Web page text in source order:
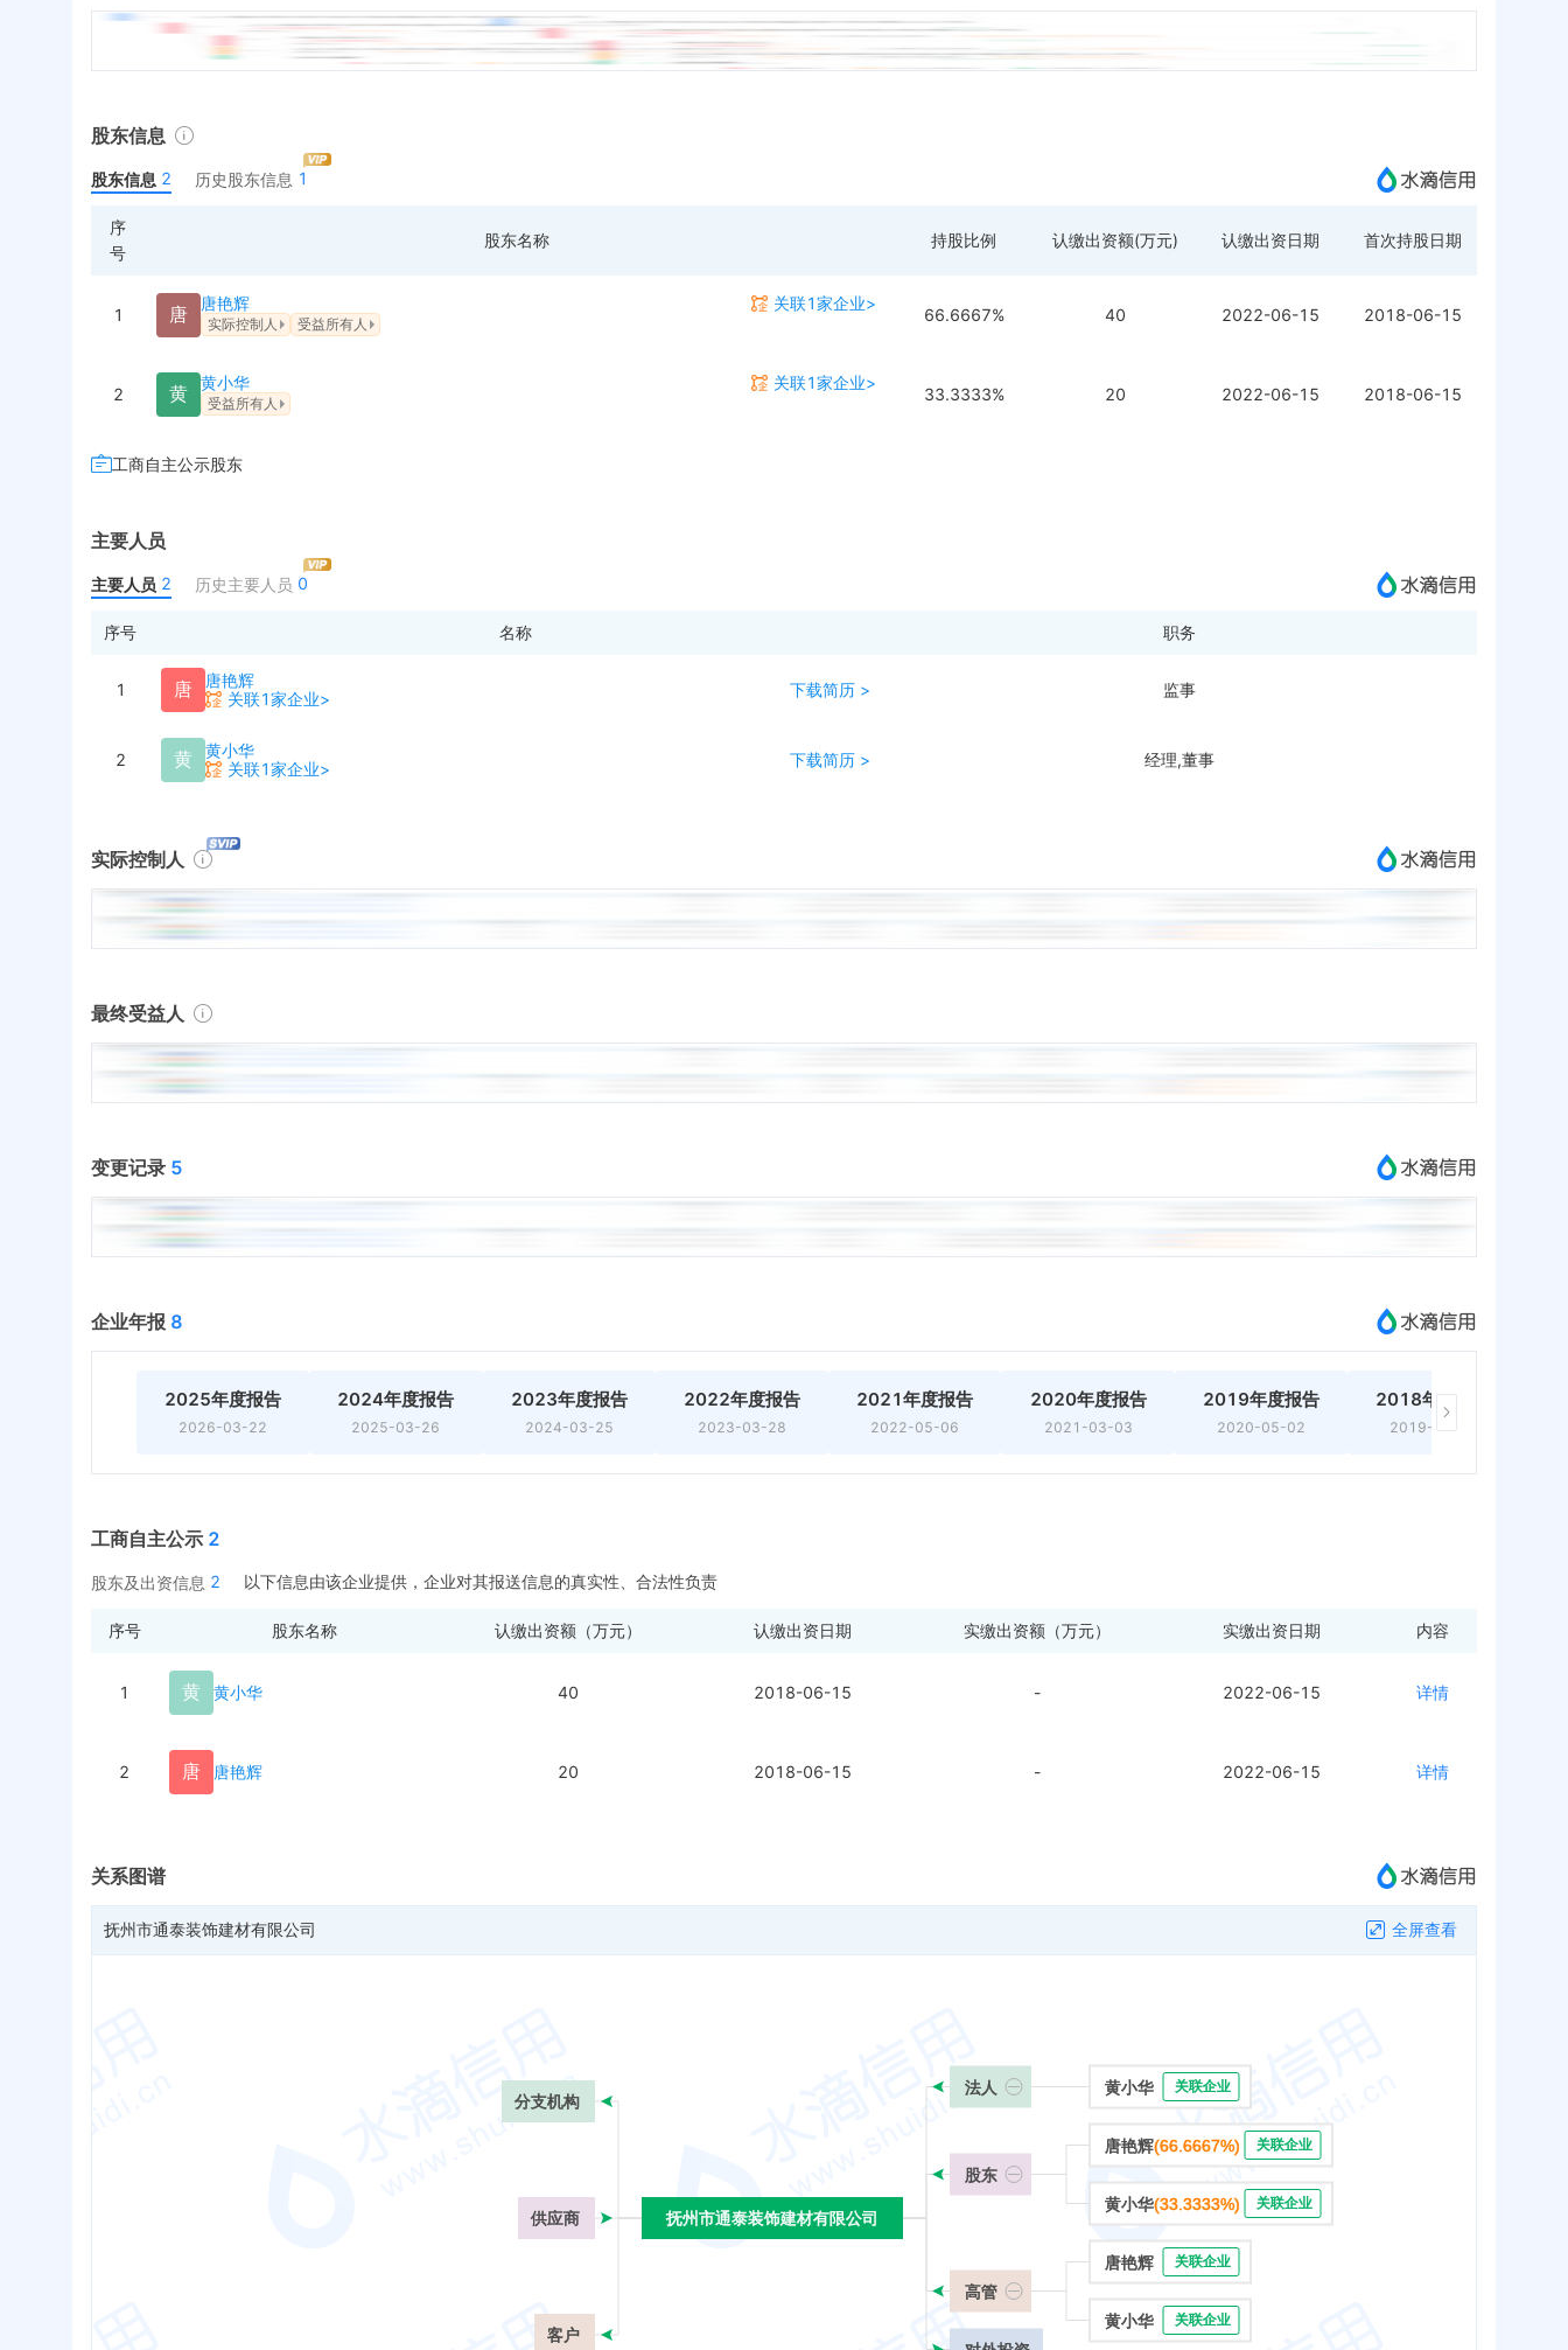
股东信息
股东信息 2 历史股东信息 1
序
号
股东名称 持股比例 认缴出资额(万元) 认缴出资日期 首次持股日期
1 唐
唐艳辉 关联1家企业>
实际控制人 受益所有人 66.6667% 40 2022-06-15 2018-06-15
2 黄
黄小华 关联1家企业>
受益所有人 33.3333% 20 2022-06-15 2018-06-15
工商自主公示股东
主要人员
主要人员 2 历史主要人员 0
序号 名称 职务
1 唐
唐艳辉
关联1家企业>
下载简历 > 监事
2 黄
黄小华
关联1家企业>
下载简历 > 经理,董事
实际控制人
最终受益人
变更记录 5
企业年报 8
2025年度报告
2026-03-22
2024年度报告
2025-03-26
2023年度报告
2024-03-25
2022年度报告
2023-03-28
2021年度报告
2022-05-06
2020年度报告
2021-03-03
2019年度报告
2020-05-02
2018年度报告
2019-03-14
工商自主公示 2
股东及出资信息 2 以下信息由该企业提供，企业对其报送信息的真实性、合法性负责
序号 股东名称 认缴出资额（万元） 认缴出资日期 实缴出资额（万元） 实缴出资日期 内容
1 黄 黄小华 40 2018-06-15 - 2022-06-15 详情
2 唐 唐艳辉 20 2018-06-15 - 2022-06-15 详情
关系图谱
抚州市通泰装饰建材有限公司 全屏查看
抚州市通泰装饰建材有限公司
分支机构
供应商
客户
抚州市通泰装饰建材有限公司
法人
股东
高管
黄小华 关联企业
唐艳辉(66.6667%) 关联企业
黄小华(33.3333%) 关联企业
唐艳辉 关联企业
黄小华 关联企业